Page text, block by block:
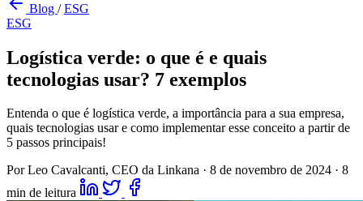
Blog /ESG
ESG
Logística verde: o que é e quais
tecnologias usar? 7 exemplos
Entenda o que é logística verde, a importância para a sua empresa,
quais tecnologias usar e como implementar esse conceito a partir de
5 passos principais!
Por Leo Cavalcanti, CEO da Linkana · 8 de novembro de 2024 · 8
min de leitura